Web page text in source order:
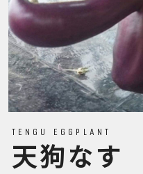
TENGU EGGPLANT
天狗なす